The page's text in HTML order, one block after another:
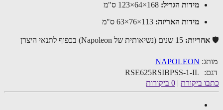
מידות הגריל:168×64×123 ס"מ
מידות האריזה:113×76×63 ס"מ
אחריות:15 שנים (נשיאותית של Napoleon) בכפוף לתנאי היצרן
NAPOLEON
RSE625RSIBPSS-1-IL
ביקורת|0 ביקורות